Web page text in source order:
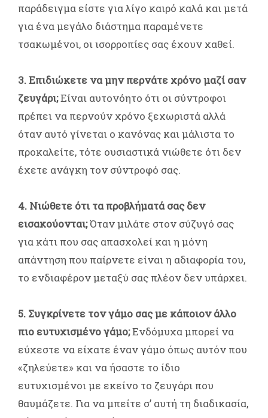
παράδειγμα είστε για λίγο καιρό καλά και μετά
για ένα μεγάλο διάστημα παραμένετε
τσακωμένοι, οι ισορροπίες σας έχουν χαθεί.
3. Επιδιώκετε να μην περνάτε χρόνο μαζί σαν
ζευγάρι;Είναι αυτονόητο ότι οι σύντροφοι
πρέπει να περνούν χρόνο ξεχωριστά αλλά
όταν αυτό γίνεται ο κανόνας και μάλιστα το
προκαλείτε, τότε ουσιαστικά νιώθετε ότι δεν
έχετε ανάγκη τον σύντροφό σας.
4. Νιώθετε ότι τα προβλήματά σας δεν
εισακούονται;Όταν μιλάτε στον σύζυγό σας
για κάτι που σας απασχολεί και η μόνη
απάντηση που παίρνετε είναι η αδιαφορία του,
το ενδιαφέρον μεταξύ σας πλέον δεν υπάρχει.
5. Συγκρίνετε τον γάμο σας με κάποιον άλλο
πιο ευτυχισμένο γάμο;Ενδόμυχα μπορεί να
εύχεστε να είχατε έναν γάμο όπως αυτόν που
«ζηλεύετε» και να ήσαστε το ίδιο
ευτυχισμένοι με εκείνο το ζευγάρι που
θαυμάζετε. Για να μπείτε σ’ αυτή τη διαδικασία,